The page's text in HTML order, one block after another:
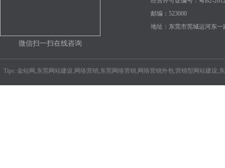
微信扫一扫在线咨询
邮编：523000
地址：东莞市莞城运河东一
Tips: 金站网,东莞网站建设,网络营销,东莞网络营销,网络营销外包,营销型网站建设